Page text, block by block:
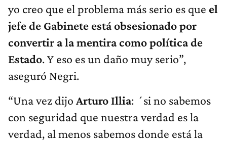
yo creo que el problema más serio es que el
jefe de Gabinete está obsesionado por
convertir a la mentira como política de
Estado. Y eso es un daño muy serio”,
aseguró Negri.
“Una vez dijo Arturo Illia: ´si no sabemos
con seguridad que nuestra verdad es la
verdad, al menos sabemos donde está la